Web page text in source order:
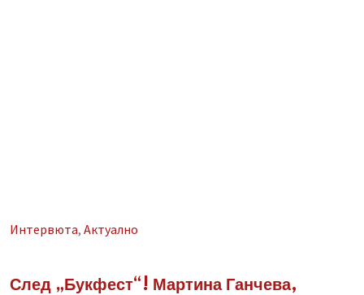
Интервюта, Aктуално
След „Букфест“! Мартина Ганчева,